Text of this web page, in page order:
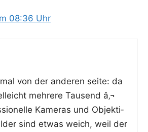
08:36 Uhr
von der ande­ren sei­te: da
meh­re­re Tau­send â‚¬
Kame­ras und Objek­ti­
sind etwas weich, weil der